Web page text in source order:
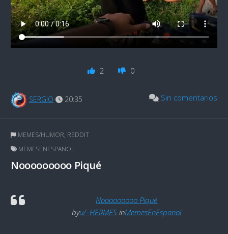
2 0
SERGIO 20:35 Sin comentarios
MEMES/HUMOR, REDDIT
MEMESENESPANOL
Nooooooooo Piqué
Nooooooooo Piqué
byu/–HERMES inMemesEnEspanol